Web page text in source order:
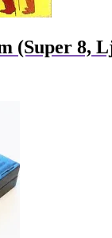
(Super 8,